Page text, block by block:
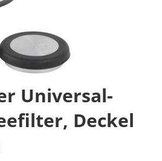
Universal-
Deckel